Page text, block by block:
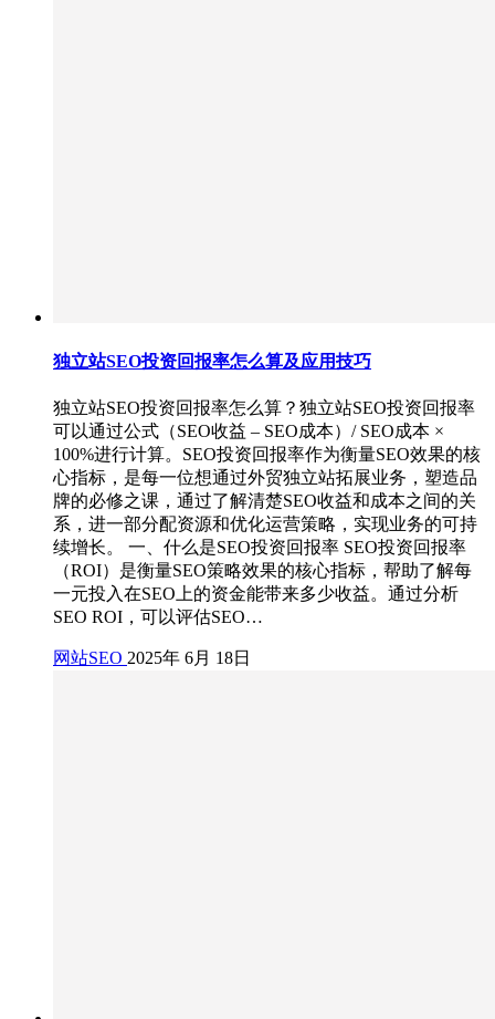
独立站SEO投资回报率怎么算及应用技巧
独立站SEO投资回报率怎么算？独立站SEO投资回报率
可以通过公式（SEO收益 – SEO成本）/ SEO成本 ×
100%进行计算。SEO投资回报率作为衡量SEO效果的核
心指标，是每一位想通过外贸独立站拓展业务，塑造品
牌的必修之课，通过了解清楚SEO收益和成本之间的关
系，进一部分配资源和优化运营策略，实现业务的可持
续增长。 一、什么是SEO投资回报率 SEO投资回报率
（ROI）是衡量SEO策略效果的核心指标，帮助了解每
一元投入在SEO上的资金能带来多少收益。通过分析
SEO ROI，可以评估SEO…
网站SEO 2025年 6月 18日